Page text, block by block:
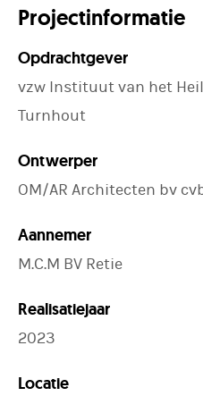
Projectinformatie
Opdrachtgever
vzw Instituut van het
Turnhout
Ontwerper
OM/AR Architecten bv
Aannemer
M.C.M BV Retie
Realisatiejaar
2023
Locatie